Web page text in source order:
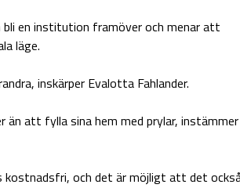
bli en institution framöver och menar att
läge.
inskärper Evalotta Fahlander.
än att fylla sina hem med prylar, instämmer
kostnadsfri, och det är möjligt att det